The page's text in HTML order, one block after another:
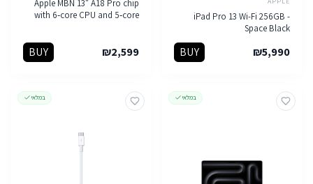
iPad Pro 13 Wi-Fi 256GB -
Space Black
₪5,990
BUY
Apple MBN 13" A18 Pro chip
with 6‑core CPU and 5‑core
₪2,599
BUY
במלאי במלאי